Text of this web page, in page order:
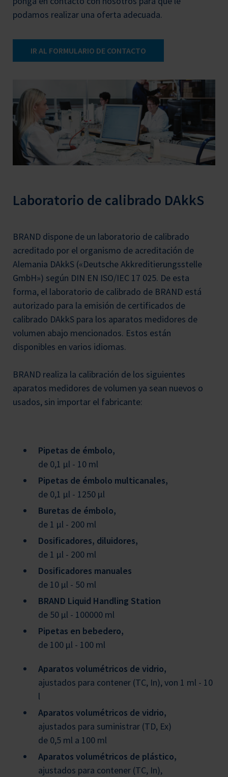
podamos realizar una oferta adecuada.
IR AL FORMULARIO DE CONTACTO
Laboratorio de calibrado DAkkS
BRAND dispone de un laboratorio de calibrado
acreditado por el organismo de acreditación de
Alemania DAkkS («Deutsche Akkreditierungsstelle
GmbH») según DIN EN ISO/IEC 17 025. De esta
forma, el laboratorio de calibrado de BRAND está
autorizado para la emisión de certificados de
calibrado DAkkS para los aparatos medidores de
volumen abajo mencionados. Estos están
disponibles en varios idiomas.
BRAND realiza la calibración de los siguientes
aparatos medidores de volumen ya sean nuevos o
usados, sin importar el fabricante:
Pipetas de émbolo,
de 0,1 μl - 10 ml
Pipetas de émbolo multicanales,
de 0,1 μl - 1250 μl
Buretas de émbolo,
de 1 μl - 200 ml
Dosificadores, diluidores,
de 1 μl - 200 ml
Dosificadores manuales
de 10 μl - 50 ml
BRAND Liquid Handling Station
de 50 μl - 100000 ml
Pipetas en bebedero,
de 100 μl - 100 ml
Aparatos volumétricos de vidrio,
ajustados para contener (TC, In), von 1 ml - 10
l
Aparatos volumétricos de vidrio,
ajustados para suministrar (TD, Ex)
de 0,5 ml a 100 ml
Aparatos volumétricos de plástico,
ajustados para contener (TC, In),